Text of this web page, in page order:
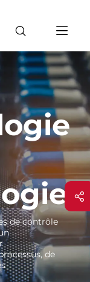
de contrôle
de